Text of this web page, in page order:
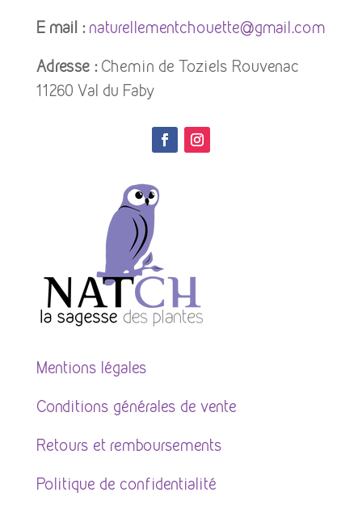
E mail : naturellementchouette@gmail.com
Adresse :Chemin de Toziels Rouvenac
11260 Val du Faby
Mentions légales
Conditions générales de vente
Retours et remboursements
Politique de confidentialité